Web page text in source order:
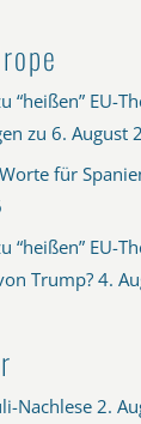
“heißen” EU-
zu 6. August
für
“heißen” EU-
Trump? 4.
Nachlese 2.